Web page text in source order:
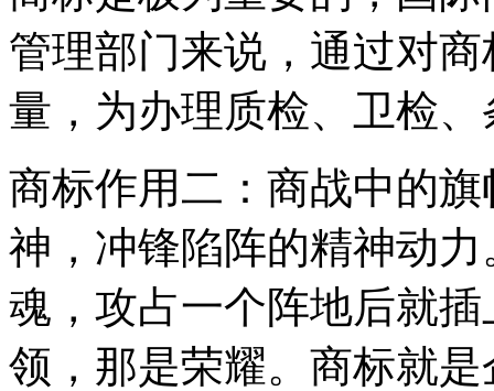
管理部门来说，通过对
量，为办理质检、卫检
商标作用二：商战中的
神，冲锋陷阵的精神动
魂，攻占一个阵地后就
领，那是荣耀。商标就